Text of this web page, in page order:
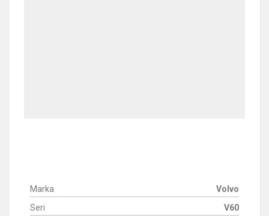
Volvo
Marka
V60
Seri